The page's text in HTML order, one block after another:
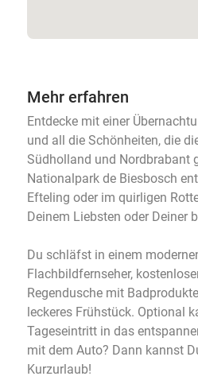
Mehr erfahren
Entdecke mit einer
und all die Schönheiten, die
Südholland und Nordbrabant
Nationalpark de Biesbosch
Efteling oder im quirligen
Deinem Liebsten oder Deiner
Du schläfst in einem
Flachbildfernseher,
Regendusche mit
leckeres Frühstück. Optional
Tageseintritt in das
mit dem Auto? Dann kannst
Kurzurlaub!